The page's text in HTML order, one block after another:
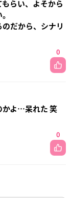
らい、よそから
だから、シナリ
0
かよ…呆れた 笑
0